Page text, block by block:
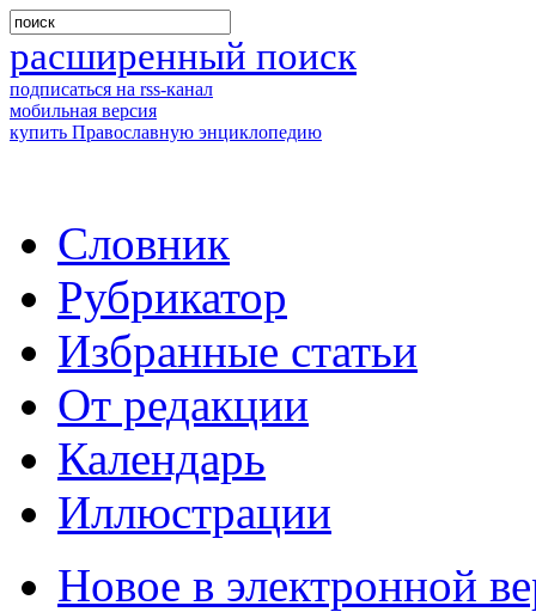
расширенный поиск
подписаться на rss-канал
мобильная версия
купить Православную энциклопедию
Словник
Рубрикатор
Избранные статьи
От редакции
Календарь
Иллюстрации
Новое в электронной